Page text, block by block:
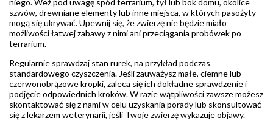
niego. Weź pod uwagę spód terrarium, tył lub bok domu, okolice
szwów, drewniane elementy lub inne miejsca, w których pasożyty
mogą się ukrywać. Upewnij się, że zwierzę nie będzie miało
możliwości łatwej zabawy z nimi ani przeciągania probówek po
terrarium.
Regularnie sprawdzaj stan rurek, na przykład podczas
standardowego czyszczenia. Jeśli zauważysz małe, ciemne lub
czerwonobrązowe kropki, zaleca się ich dokładne sprawdzenie i
podjęcie odpowiednich kroków. W razie wątpliwości zawsze możesz
skontaktować się z nami w celu uzyskania porady lub skonsultować
się z lekarzem weterynarii, jeśli Twoje zwierzę wykazuje objawy.